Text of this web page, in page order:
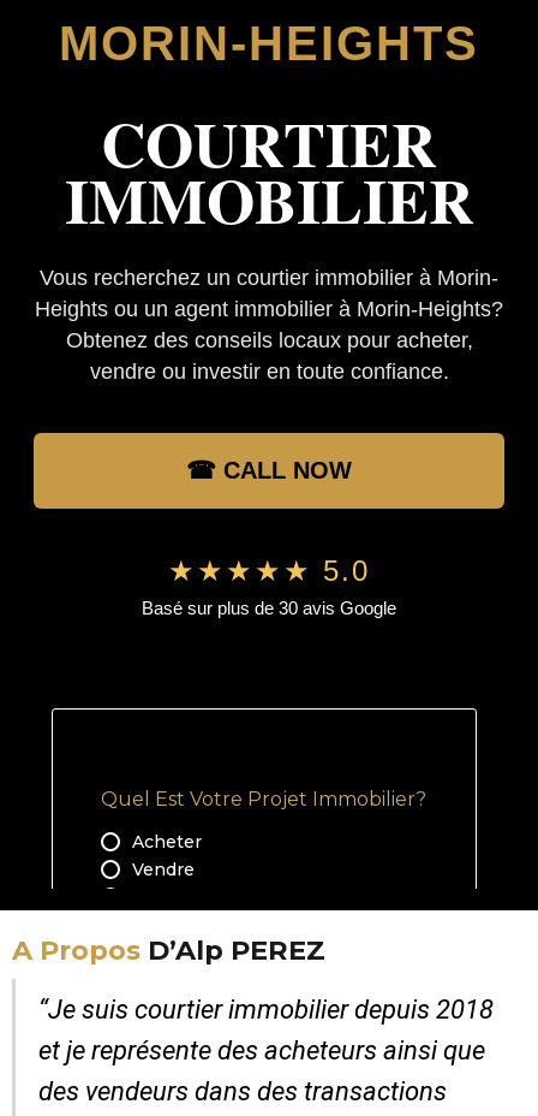
MORIN-HEIGHTS
COURTIER
IMMOBILIER
Vous recherchez un courtier immobilier à Morin-
Heights ou un agent immobilier à Morin-Heights?
Obtenez des conseils locaux pour acheter,
vendre ou investir en toute confiance.
☎ CALL NOW
★★★★★ 5.0
Basé sur plus de 30 avis Google
A Propos D’Alp PEREZ
“Je suis courtier immobilier depuis 2018
et je représente des acheteurs ainsi que
des vendeurs dans des transactions